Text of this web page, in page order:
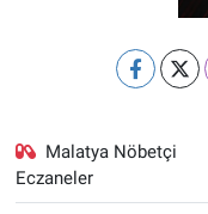
Malatya Nöbetçi
Eczaneler